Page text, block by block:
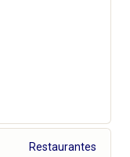
Restaurantes